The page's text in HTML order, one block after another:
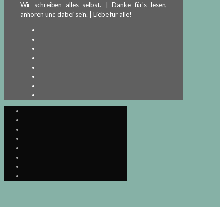
Wir schreiben alles selbst. | Danke für's lesen,
anhören und dabei sein. | Liebe für alle!